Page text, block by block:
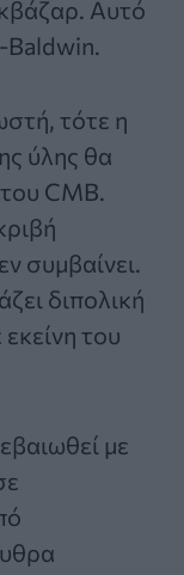
Αυτό
Baldwin.
τότε η
ύλης θα
CMB.
συμβαίνει.
διπολική
του
με